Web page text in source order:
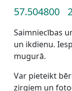
57.504800
Saimniecības
un ikdienu.
mugurā.
Var pieteikt
zirgiem un